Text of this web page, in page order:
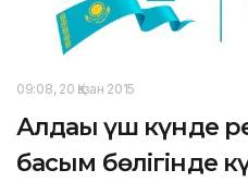
09:08, 20 Қазан 2015
Алдағы үш күнде
басым бөлігінде